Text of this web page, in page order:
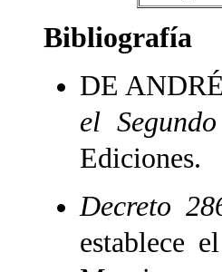
Bibliografía
DE
el
Ediciones.
Decreto
establece